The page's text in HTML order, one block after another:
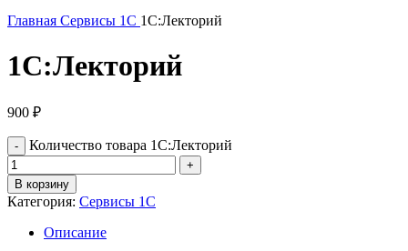
Главная Сервисы 1С 1С:Лекторий
1С:Лекторий
900 ₽
Количество товара 1С:Лекторий
В корзину
Категория: Сервисы 1С
Описание